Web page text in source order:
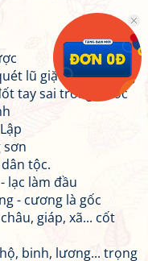
lũ giặc ngoại bang
tay sai trong nước
sơn
tộc.
lạc làm đầu
- cương là gốc
giáp, xã... cốt
binh, lương... trọng